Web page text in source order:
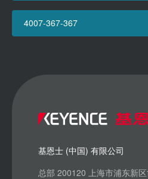
4007-367-367
基恩士 (中国) 有限公司
总部 200120 上海市浦东新